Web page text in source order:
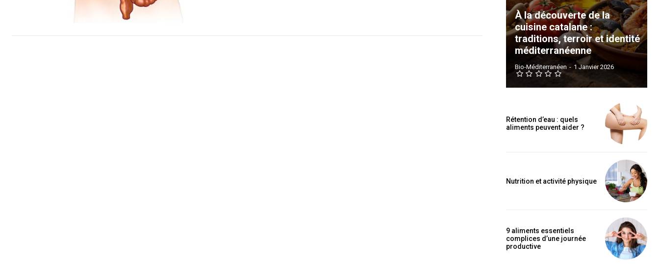
À la découverte de la
cuisine catalane :
traditions, terroir et identité
méditerranéenne
Bio-Méditerranéen - 1 Janvier 2026
Rétention d’eau : quels
aliments peuvent aider ?
Nutrition et activité physique
9 aliments essentiels
complices d’une journée
productive